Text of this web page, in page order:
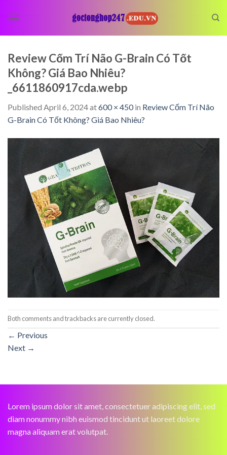
Review Cốm Trí Não G-Brain Có Tốt
Không? Giá Bao Nhiêu?
_6611860917cda.webp
Published April 6, 2024at600 × 450in Review Cốm Trí Não
G-Brain Có Tốt Không? Giá Bao Nhiêu?
Both comments and trackbacks are currently closed.
← Previous
Next →
Lorem ipsum dolor sit amet, consectetuer adipiscing elit, sed
diam nonummy nibh euismod tincidunt ut laoreet dolore
magna aliquam erat volutpat.